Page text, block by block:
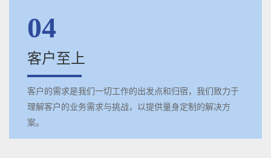
04
客户至上
客户的需求是我们一切工作的出发点和归宿，我们致力于
理解客户的业务需求与挑战，以提供量身定制的解决方
案。